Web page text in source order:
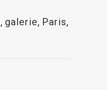
, galerie, Paris,